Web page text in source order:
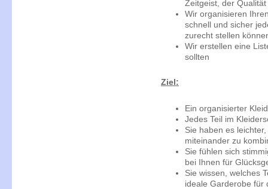
Zeitgeist, der Qualität
Wir organisieren
schnell und sicher
zurecht stellen
Wir erstellen eine
sollten
Ziel:
Ein organisierter
Jedes Teil im
Sie haben es
miteinander zu
Sie fühlen sich
bei Ihnen für
Sie wissen, welches
ideale Garderobe für